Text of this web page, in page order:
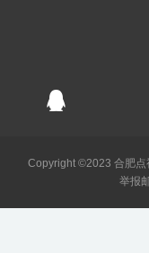
Copyright ©2023 合肥点
举报